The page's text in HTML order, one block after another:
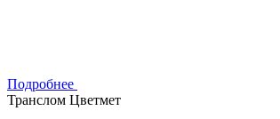
Подробнее
Транслом Цветмет